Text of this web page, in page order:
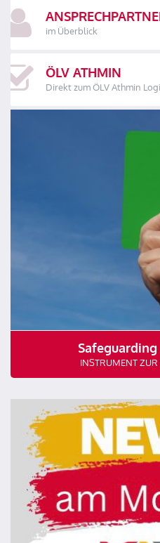
im Überblick
ÖLV ATHMIN
Direkt zum ÖLV Athmin
INSTRUMENT ZUR